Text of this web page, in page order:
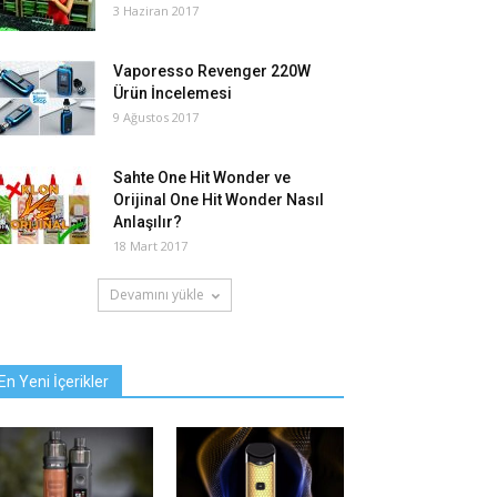
3 Haziran 2017
Vaporesso Revenger 220W
Ürün İncelemesi
9 Ağustos 2017
Sahte One Hit Wonder ve
Orijinal One Hit Wonder Nasıl
Anlaşılır?
18 Mart 2017
Devamını yükle
Yeni İçerikler